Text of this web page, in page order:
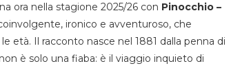
ora nella stagione 2025/26 con Pinocchio –
ironico e avventuroso, che
età. Il racconto nasce nel 1881 dalla penna di
è solo una fiaba: è il viaggio inquieto di